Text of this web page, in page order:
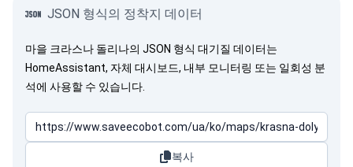
JSON 형식의 정착지 데이터
마을 크라스나 돌리나의 JSON 형식 대기질 데이터는
HomeAssistant, 자체 대시보드, 내부 모니터링 또는 일회성 분
석에 사용할 수 있습니다.
복사